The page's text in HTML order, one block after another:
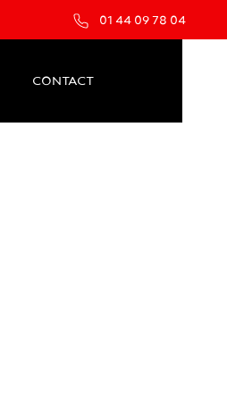
01 44 09 78 04
CONTACT